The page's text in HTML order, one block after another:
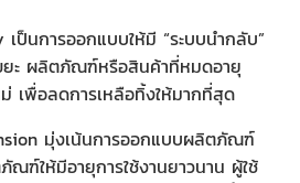
เป็นการออกแบบให้มี “ระบบนำกลับ”
ยะ ผลิตภัณฑ์หรือสินค้าที่หมดอายุ
เพื่อลดการเหลือทิ้งให้มากที่สุด
มุ่งเน้นการออกแบบผลิตภัณฑ์
ณฑ์ให้มีอายุการใช้งานยาวนาน ผู้ใช้